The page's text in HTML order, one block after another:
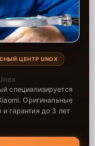
ЦЕНТР UNOX
специализируется
Оригинальные
гарантия до 3 лет